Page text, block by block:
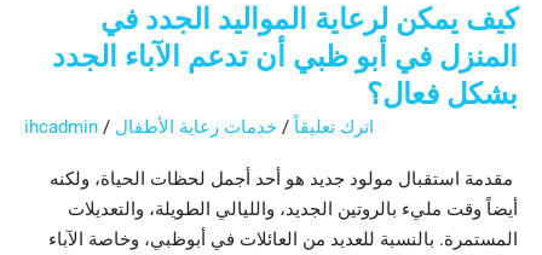
كيف يمكن لرعاية المواليد الجدد في
المنزل في أبو ظبي أن تدعم الآباء الجدد
بشكل فعال؟
اترك تعليقاً/خدمات رعاية الأطفال /
ihcadmin
مقدمة استقبال مولود جديد هو أحد أجمل لحظات الحياة، ولكنه
أيضاً وقت مليء بالروتين الجديد، والليالي الطويلة، والتعديلات
المستمرة. بالنسبة للعديد من العائلات في أبوظبي، وخاصة الآباء